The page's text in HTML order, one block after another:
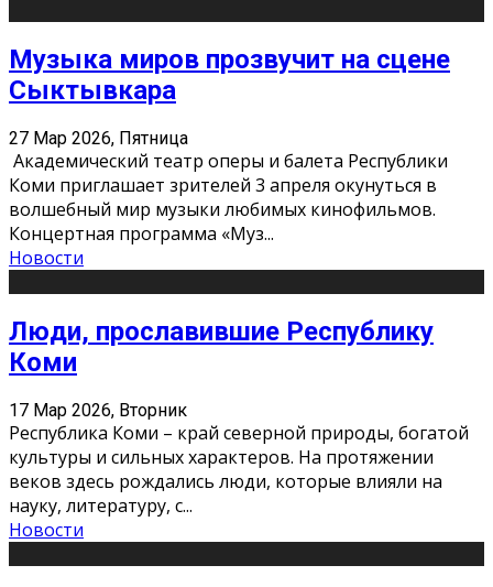
Музыка миров прозвучит на сцене
Сыктывкара
27 Мар 2026, Пятница
Академический театр оперы и балета Республики
Коми приглашает зрителей 3 апреля окунуться в
волшебный мир музыки любимых кинофильмов.
Концертная программа «Муз...
Новости
Люди, прославившие Республику
Коми
17 Мар 2026, Вторник
Республика Коми – край северной природы, богатой
культуры и сильных характеров. На протяжении
веков здесь рождались люди, которые влияли на
науку, литературу, с...
Новости